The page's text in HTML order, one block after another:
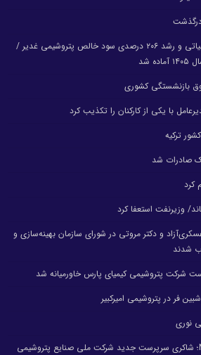
رشد ۲۴ درصدی درآمد عملیاتی و رشد ۲۰۶ درصدی سود خالص پتروشیمی غدیر /
شد
بازنشستگی کشوری
با یکی از کارکنان را تکذیب کرد
ترکیه
صادرات شد
وزیرنفت استعفا کرد
و دکتر مروتی در شورای سازمان بهینه‌سازی و
شدند
شرکت پتروشیمی کیمیای پارس خاورمیانه شد
فر در پتروشیمی امیرکبیر
با تودیع عباس زاده از NPC؛ شاکری سرپرست جدید شرکت ملی صنایع پتروشیمی